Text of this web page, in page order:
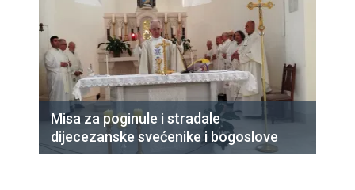
Misa za poginule i stradale
dijecezanske svećenike i bogoslove